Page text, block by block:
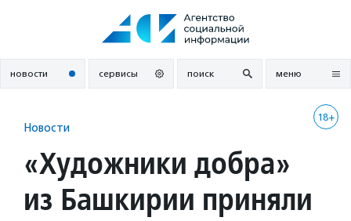
новости сервисы поиск меню
18+
Новости
«Художники добра»
из Башкирии приняли